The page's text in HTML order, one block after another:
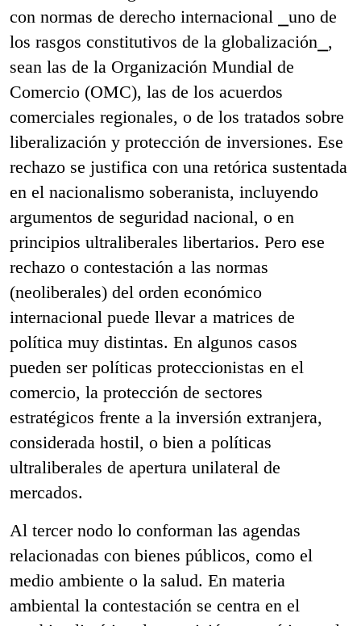
con normas de derecho internacional ⎯uno de
los rasgos constitutivos de la globalización⎯,
sean las de la Organización Mundial de
Comercio (OMC), las de los acuerdos
comerciales regionales, o de los tratados sobre
liberalización y protección de inversiones. Ese
rechazo se justifica con una retórica sustentada
en el nacionalismo soberanista, incluyendo
argumentos de seguridad nacional, o en
principios ultraliberales libertarios. Pero ese
rechazo o contestación a las normas
(neoliberales) del orden económico
internacional puede llevar a matrices de
política muy distintas. En algunos casos
pueden ser políticas proteccionistas en el
comercio, la protección de sectores
estratégicos frente a la inversión extranjera,
considerada hostil, o bien a políticas
ultraliberales de apertura unilateral de
mercados.
Al tercer nodo lo conforman las agendas
relacionadas con bienes públicos, como el
medio ambiente o la salud. En materia
ambiental la contestación se centra en el